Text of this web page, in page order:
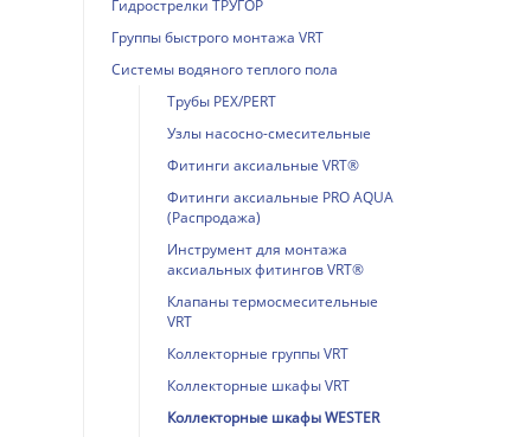
Гидрострелки ТРУГОР
Группы быстрого монтажа VRT
Системы водяного теплого пола
Трубы PEX/PERT
Узлы насосно-смесительные
Фитинги аксиальные VRT®
Фитинги аксиальные PRO AQUA
(Распродажа)
Инструмент для монтажа
аксиальных фитингов VRT®
Клапаны термосмесительные
VRT
Коллекторные группы VRT
Коллекторные шкафы VRT
Коллекторные шкафы WESTER